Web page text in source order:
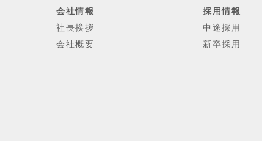
会社情報
社長挨拶
会社概要
採用情報
中途採用
新卒採用